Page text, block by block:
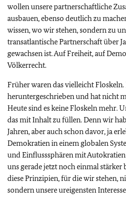
wollen unsere partnerschaftliche
ausbauen, ebenso deutlich zu
wissen, wo wir stehen, sondern zu
transatlantische Partnerschaft über
gewachsen ist. Auf Freiheit, auf
Völkerrecht.
Früher waren das vielleicht Floskeln.
heruntergeschrieben und hat nicht
Heute sind es keine Floskeln mehr.
das mit Inhalt zu füllen. Denn wir
Jahren, aber auch schon davor, ja
Demokratien in einem globalen
und Einflusssphären mit
uns gerade jetzt noch einmal stärker
diese Prinzipien, für die wir stehen,
sondern unsere ureigensten